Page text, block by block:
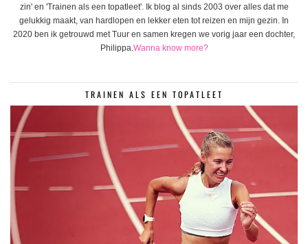
zin' en 'Trainen als een topatleet'. Ik blog al sinds 2003 over alles dat me
gelukkig maakt, van hardlopen en lekker eten tot reizen en mijn gezin. In
2020 ben ik getrouwd met Tuur en samen kregen we vorig jaar een dochter,
Philippa. Wanna know more?
TRAINEN ALS EEN TOPATLEET